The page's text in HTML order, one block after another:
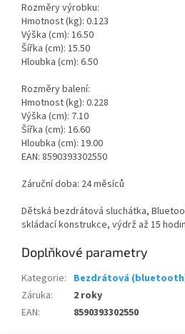
Rozměry výrobku:
Hmotnost (kg): 0.123
Výška (cm): 16.50
Šířka (cm): 15.50
Hloubka (cm): 6.50
Rozměry balení:
Hmotnost (kg): 0.228
Výška (cm): 7.10
Šířka (cm): 16.60
Hloubka (cm): 19.00
EAN: 8590393302550
Záruční doba: 24 měsíců
Dětská bezdrátová sluchátka,
skládací konstrukce, výdrž až 15
Doplňkové parametry
Kategorie: Bezdrátová
Záruka:
2 roky
EAN: 8590393302550